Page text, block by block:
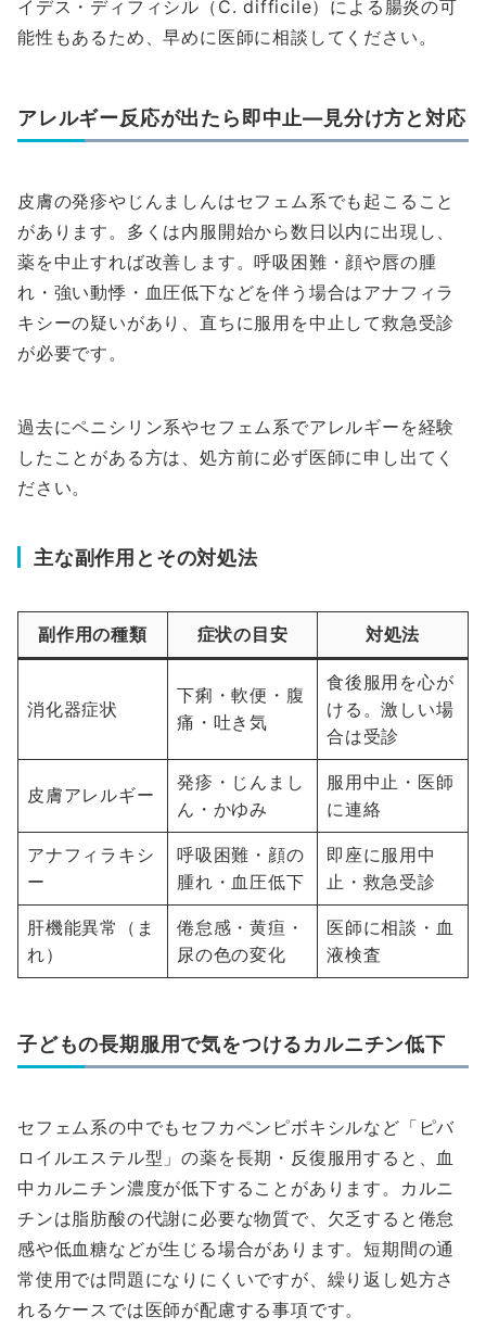
イデス・ディフィシル（C. difficile）による腸炎の可
能性もあるため、早めに医師に相談してください。
アレルギー反応が出たら即中止—見分け方と対応
皮膚の発疹やじんましんはセフェム系でも起こること
があります。多くは内服開始から数日以内に出現し、
薬を中止すれば改善します。呼吸困難・顔や唇の腫
れ・強い動悸・血圧低下などを伴う場合はアナフィラ
キシーの疑いがあり、直ちに服用を中止して救急受診
が必要です。
過去にペニシリン系やセフェム系でアレルギーを経験
したことがある方は、処方前に必ず医師に申し出てく
ださい。
主な副作用とその対処法
副作用の種類 症状の目安 対処法
消化器症状
下痢・軟便・腹
痛・吐き気
食後服用を心が
ける。激しい場
合は受診
皮膚アレルギー
発疹・じんまし
ん・かゆみ
服用中止・医師
に連絡
アナフィラキシ
ー
呼吸困難・顔の
腫れ・血圧低下
即座に服用中
止・救急受診
肝機能異常（ま
れ）
倦怠感・黄疸・
尿の色の変化
医師に相談・血
液検査
子どもの長期服用で気をつけるカルニチン低下
セフェム系の中でもセフカペンピボキシルなど「ピバ
ロイルエステル型」の薬を長期・反復服用すると、血
中カルニチン濃度が低下することがあります。カルニ
チンは脂肪酸の代謝に必要な物質で、欠乏すると倦怠
感や低血糖などが生じる場合があります。短期間の通
常使用では問題になりにくいですが、繰り返し処方さ
れるケースでは医師が配慮する事項です。